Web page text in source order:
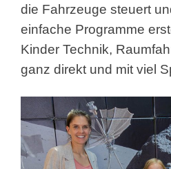
die Fahrzeuge steuert
einfache Programme
Kinder Technik,
ganz direkt und mit viel